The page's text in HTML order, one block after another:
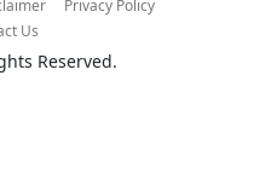
Privacy Policy
Us
Reserved.